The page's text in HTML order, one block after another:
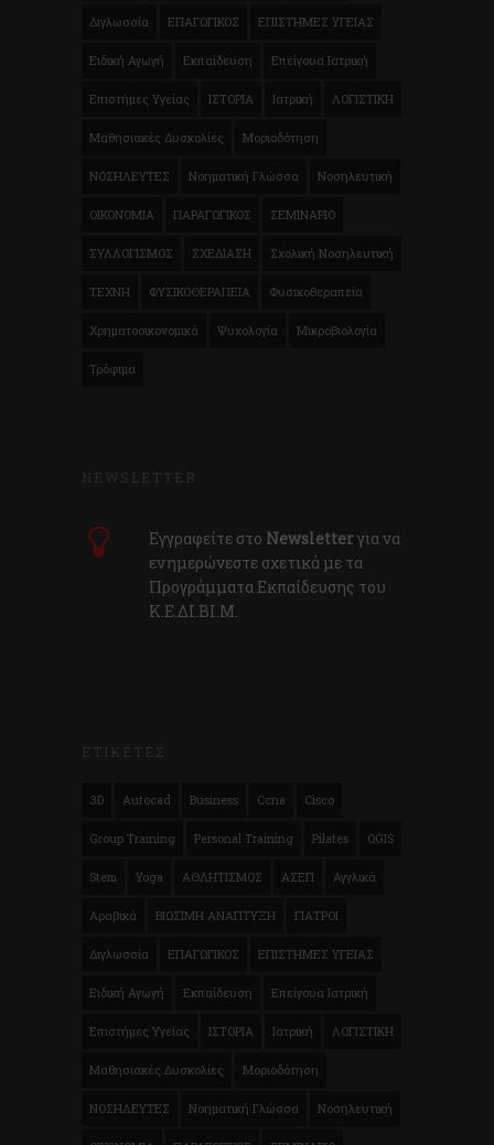
Διγλωσσία ΕΠΑΓΩΓΙΚΟΣ ΕΠΙΣΤΗΜΕΣ ΥΓΕΙΑΣ
Ειδική Αγωγή Εκπαίδευση Επείγουα Ιατρική
Επιστήμες Υγείας ΙΣΤΟΡΙΑ Ιατρική ΛΟΓΙΣΤΙΚΗ
Μαθησιακές Δυσκολίες Μοριοδότηση
ΝΟΣΗΛΕΥΤΕΣ Νοηματική Γλώσσα Νοσηλευτική
ΟΙΚΟΝΟΜΙΑ ΠΑΡΑΓΩΓΙΚΟΣ ΣΕΜΙΝΑΡΙΟ
ΣΥΛΛΟΓΙΣΜΟΣ ΣΧΕΔΙΑΣΗ Σχολική Νοσηλευτική
ΤΕΧΝΗ ΦΥΣΙΚΟΘΕΡΑΠΕΙΑ Φυσικοθεραπεία
Χρηματοοικονομικά Ψυχολογία Μικροβιολογία
Τρόφιμα
NEWSLETTER
Εγγραφείτε στο Newsletterγια να
ενημερώνεστε σχετικά με τα
Προγράμματα Εκπαίδευσης του
Κ.E.ΔI.ΒI.Μ.
ΕΤΙΚΕΤΕΣ
3D Autocad Business Ccna Cisco
Group Training Personal Training Pilates QGIS
Stem Yoga ΑΘΛΗΤΙΣΜΟΣ ΑΣΕΠ Αγγλικά
Αραβικά ΒΙΩΣΙΜΗ ΑΝΑΠΤΥΞΗ ΓΙΑΤΡΟΙ
Διγλωσσία ΕΠΑΓΩΓΙΚΟΣ ΕΠΙΣΤΗΜΕΣ ΥΓΕΙΑΣ
Ειδική Αγωγή Εκπαίδευση Επείγουα Ιατρική
Επιστήμες Υγείας ΙΣΤΟΡΙΑ Ιατρική ΛΟΓΙΣΤΙΚΗ
Μαθησιακές Δυσκολίες Μοριοδότηση
ΝΟΣΗΛΕΥΤΕΣ Νοηματική Γλώσσα Νοσηλευτική